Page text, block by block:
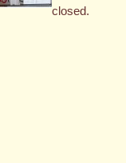
closed.